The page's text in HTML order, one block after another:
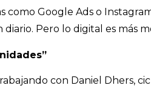
Google Ads o
Pero lo digital es más
con Daniel Dhers,